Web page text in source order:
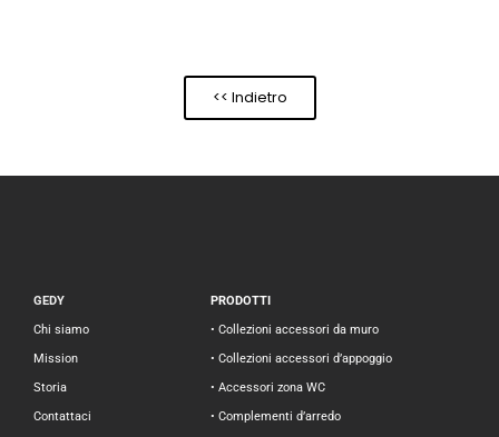
<< Indietro
GEDY
Chi siamo
Mission
Storia
Contattaci
PRODOTTI
• Collezioni accessori da muro
• Collezioni accessori d’appoggio
• Accessori zona WC
• Complementi d’arredo